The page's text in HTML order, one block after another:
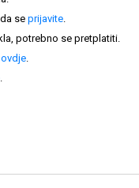
se prijavite.
potrebno se pretplatiti.
.
.